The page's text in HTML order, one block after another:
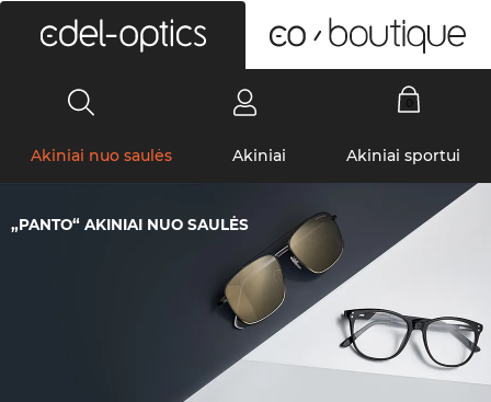
Akiniai nuo saulės Akiniai Akiniai sportui
„PANTO“ AKINIAI NUO SAULĖS